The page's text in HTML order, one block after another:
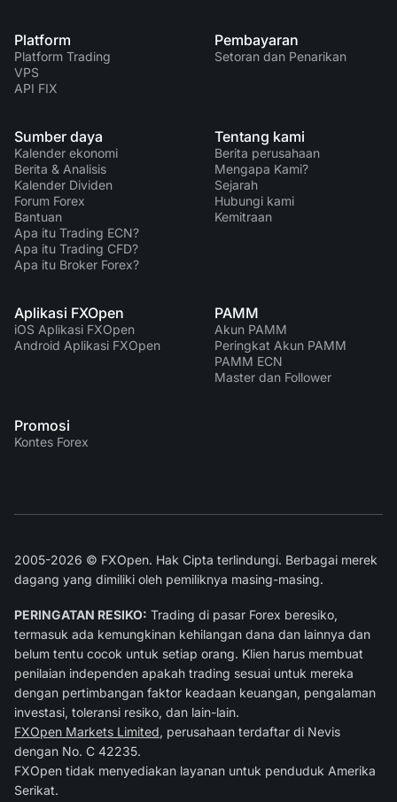
Platform
Platform Trading
VPS
API FIX
Pembayaran
Setoran dan Penarikan
Sumber daya
Kalender ekonomi
Berita & Analisis
Kalender Dividen
Forum Forex
Bantuan
Apa itu Trading ECN?
Apa itu Trading CFD?
Apa itu Broker Forex?
Tentang kami
Berita perusahaan
Mengapa Kami?
Sejarah
Hubungi kami
Kemitraan
Aplikasi FXOpen
iOS Aplikasi FXOpen
Android Aplikasi FXOpen
PAMM
Akun PAMM
Peringkat Akun PAMM
PAMM ECN
Master dan Follower
Promosi
Kontes Forex
2005-2026 © FXOpen. Hak Cipta terlindungi. Berbagai merek
dagang yang dimiliki oleh pemiliknya masing-masing.
PERINGATAN RESIKO: Trading di pasar Forex beresiko,
termasuk ada kemungkinan kehilangan dana dan lainnya dan
belum tentu cocok untuk setiap orang. Klien harus membuat
penilaian independen apakah trading sesuai untuk mereka
dengan pertimbangan faktor keadaan keuangan, pengalaman
investasi, toleransi resiko, dan lain-lain.
FXOpen Markets Limited, perusahaan terdaftar di Nevis
dengan No. C 42235.
FXOpen tidak menyediakan layanan untuk penduduk Amerika
Serikat.